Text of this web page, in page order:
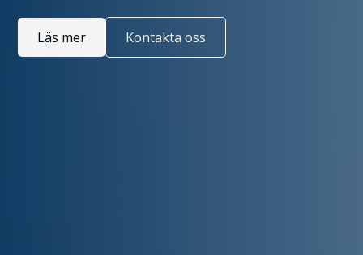
Läs mer Kontakta oss